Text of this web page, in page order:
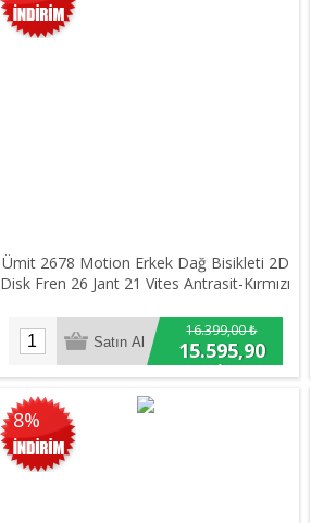
Ümit 2678 Motion Erkek Dağ Bisikleti 2D
Disk Fren 26 Jant 21 Vites Antrasit-Kırmızı
16.399,00 ₺
15.595,90
₺
8%